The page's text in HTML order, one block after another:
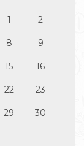
1 2
8 9
15 16
22 23
29 30